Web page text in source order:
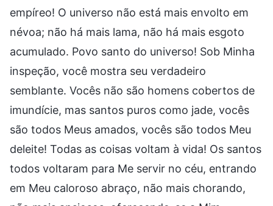
empíreo! O universo não está mais envolto em
névoa; não há mais lama, não há mais esgoto
acumulado. Povo santo do universo! Sob Minha
inspeção, você mostra seu verdadeiro
semblante. Vocês não são homens cobertos de
imundície, mas santos puros como jade, vocês
são todos Meus amados, vocês são todos Meu
deleite! Todas as coisas voltam à vida! Os santos
todos voltaram para Me servir no céu, entrando
em Meu caloroso abraço, não mais chorando,